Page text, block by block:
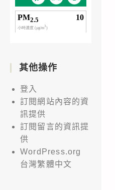
其他操作
登入
訂閱網站內容的資
訊提供
訂閱留言的資訊提
供
WordPress.org
台灣繁體中文